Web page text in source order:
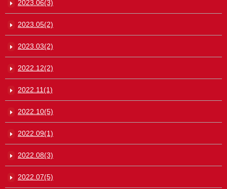
2023.06(3)
2023.05(2)
2023.03(2)
2022.12(2)
2022.11(1)
2022.10(5)
2022.09(1)
2022.08(3)
2022.07(5)